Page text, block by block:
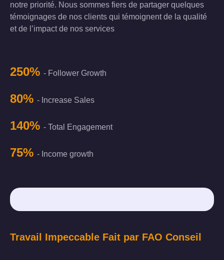
notre priorité. Nous sommes fiers de partager quelques
témoignages de nos clients qui témoignent de la qualité
et de l’impact de nos services
250% - Follower Growth
80% - Increase Sales
140% - Total Engagement
75% - Income growth
Travail Impeccable Fait par FAO Conseil